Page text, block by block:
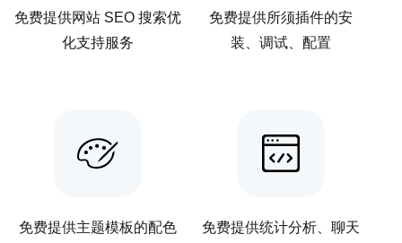
免费提供网站 SEO 搜索优
化支持服务
免费提供所须插件的安
装、调试、配置
免费提供主题模板的配色
免费提供统计分析、聊天